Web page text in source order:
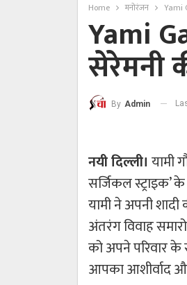
Home मनोरंजन Yami
Yami
सेरेमनी
By Admin
नयी दिल्ली। यामी
सर्जिकल स्ट्राइक’
यामी ने अपनी
अंतरंग विवाह
को अपने परिवार
आपका आशीर्वाद